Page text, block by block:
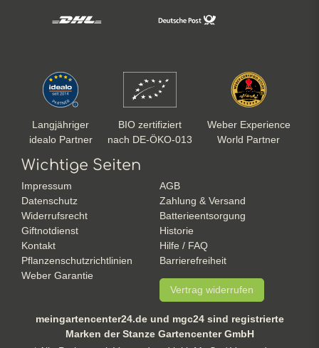
Langjähriger
idealo Partner
BIO zertifiziert
nach DE-ÖKO-013
Weber Experience
World Partner
Wichtige Seiten
Impressum
AGB
Datenschutz
Zahlung & Versand
Widerrufsrecht
Batterieentsorgung
Giftnotdienst
Historie
Kontakt
Hilfe / FAQ
Pflanzenschutzrichtlinien
Barrierefreiheit
Weber Garantie
Vertrag widerrufen
meingartencenter24.de und mgc24 sind registrierte
Marken der Stanze Gartencenter GmbH